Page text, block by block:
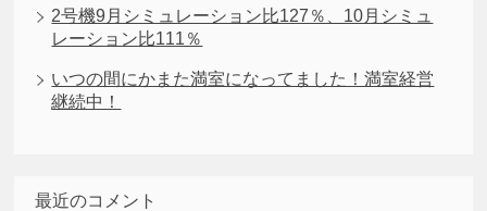
2号機9月シミュレーション比127％、10月シミュ
レーション比111％
いつの間にかまた満室になってました！満室経営
継続中！
最近のコメント